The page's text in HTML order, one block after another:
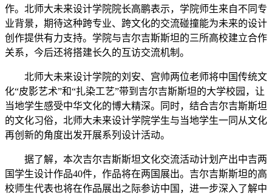
作。北师大未来设计学院院长高鹏表示，学院师生来自不同专
业背景，期待这种跨专业、跨文化的交流碰撞能为未来的设计
创作提供有力支持。学院与吉尔吉斯斯坦的三所高校建立合作
关系，今后还将搭建长久的互访交流机制。
北师大未来设计学院的刘安、宫帅两位老师将中国传统文
化“皮影艺术”和“扎染工艺”带到吉尔吉斯斯坦的大学校园，让
当地学生感受中华文化的博大精深。同时，结合吉尔吉斯斯坦
的文化习俗，北师大未来设计学院学生与当地学生一同从文化
再创新的角度出发开展系列设计活动。
据了解，本次吉尔吉斯斯坦文化交流活动计划产出中吉两
国学生设计作品40件，作品将在两国展出。吉尔吉斯斯坦的高
校师生代表也将在作品展出之际参访中国，进一步深入了解中